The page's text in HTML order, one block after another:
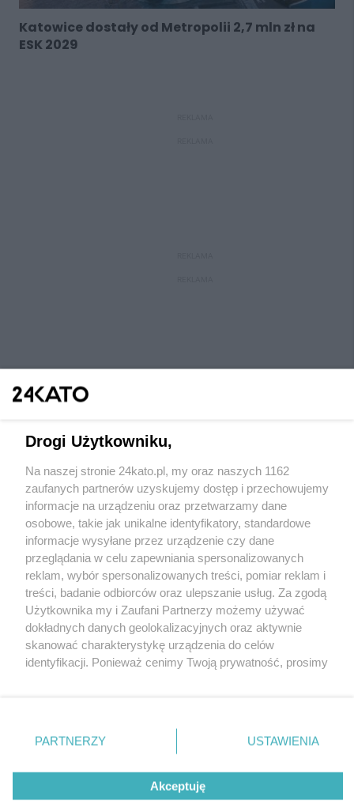
Katowice dostały od Metropolii 2,7 mln zł na
ESK 2029
Wydawca mediów lokalnych
Nie zapomnij
zapoznać się z:
polityką prywatności regulamin korzystania z portali
Twojemiasto
Piekary Śląskie
Chorzów
Tarnowskie Góry
Gliwice
Skontaktuj sięz nami
Kontakt
Wydawca
Redakcja
Drogi Użytkowniku,
Na naszej stronie 24kato.pl, my oraz naszych 1162
zaufanych partnerów uzyskujemy dostęp i przechowujemy
informacje na urządzeniu oraz przetwarzamy dane
osobowe, takie jak unikalne identyfikatory, standardowe
informacje wysyłane przez urządzenie czy dane
przeglądania w celu zapewniania spersonalizowanych
reklam, wybór spersonalizowanych treści, pomiar reklam i
treści, badanie odbiorców oraz ulepszanie usług. Za zgodą
Użytkownika my i Zaufani Partnerzy możemy używać
dokładnych danych geolokalizacyjnych oraz aktywnie
skanować charakterystykę urządzenia do celów
identyfikacji. Ponieważ cenimy Twoją prywatność, prosimy
prywatności znajdujący się w lewym dolnym rogu strony
. Niektóre rodzaje przetwarzania danych nie wymagają
zgody użytkownika, ale masz prawo sprzeciwić się
takiemu przetwarzaniu. Preferencje będą miały
PARTNERZY USTAWIENIA
Akceptuję